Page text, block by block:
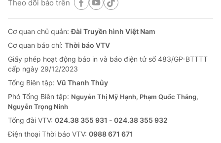
Giải sao mai
Du lịch
Làm đẹp
Chất lượng cuộc sống
Tuyển sinh
Học trực tuyến
Công nghệ
Hitech Công nghệ tương lai
Sản phẩm
Thị trường
Tư vấn
Giao lưu trực tuyến
Lịch phát sóng
Chuyên mục khác
Theo dõi báo trên
Cơ quan chủ quản:Đài Truyền hình Việt Nam
Cơ quan báo chí: Thời báo VTV
Giấy phép hoạt động báo in và báo điện tử số 483/GP-BTTTT
cấp ngày 29/12/2023
Tổng Biên tập: Vũ Thanh Thủy
Phó Tổng Biên tập: Nguyễn Thị Mỹ Hạnh, Phạm Quốc Thắng,
Nguyễn Trọng Ninh
Tổng đài VTV: 024.38 355 931 - 024.38 355 932
Ðiện thoại Thời báo VTV: 0988 671 671